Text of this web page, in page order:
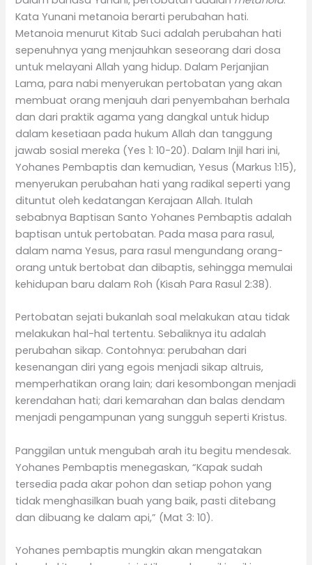
Kata Yunani metanoia berarti perubahan hati.
Metanoia menurut Kitab Suci adalah perubahan hati
sepenuhnya yang menjauhkan seseorang dari dosa
untuk melayani Allah yang hidup. Dalam Perjanjian
Lama, para nabi menyerukan pertobatan yang akan
membuat orang menjauh dari penyembahan berhala
dan dari praktik agama yang dangkal untuk hidup
dalam kesetiaan pada hukum Allah dan tanggung
jawab sosial mereka (Yes 1: 10-20). Dalam Injil hari ini,
Yohanes Pembaptis dan kemudian, Yesus (Markus 1:15),
menyerukan perubahan hati yang radikal seperti yang
dituntut oleh kedatangan Kerajaan Allah. Itulah
sebabnya Baptisan Santo Yohanes Pembaptis adalah
baptisan untuk pertobatan. Pada masa para rasul,
dalam nama Yesus, para rasul mengundang orang-
orang untuk bertobat dan dibaptis, sehingga memulai
kehidupan baru dalam Roh (Kisah Para Rasul 2:38).
Pertobatan sejati bukanlah soal melakukan atau tidak
melakukan hal-hal tertentu. Sebaliknya itu adalah
perubahan sikap. Contohnya: perubahan dari
kesenangan diri yang egois menjadi sikap altruis,
memperhatikan orang lain; dari kesombongan menjadi
kerendahan hati; dari kemarahan dan balas dendam
menjadi pengampunan yang sungguh seperti Kristus.
Panggilan untuk mengubah arah itu begitu mendesak.
Yohanes Pembaptis menegaskan, “Kapak sudah
tersedia pada akar pohon dan setiap pohon yang
tidak menghasilkan buah yang baik, pasti ditebang
dan dibuang ke dalam api,” (Mat 3: 10).
Yohanes pembaptis mungkin akan mengatakan